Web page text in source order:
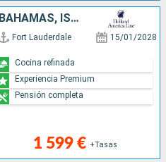
REPÚBLICA DOMINICANA, BAHAMAS, ISLAS TURCAS Y CAICOS, PORTO RICO, SANTO TOMÁS, ESTADOS UNIDOS
Fort Lauderdale 15/01/2028
1 599 € +Tasas
Cocina refinada
Experiencia Premium
Pensión completa